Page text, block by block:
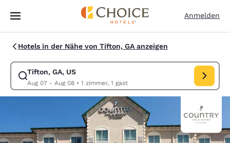
Weiter Zu Hauptinhalt
Anmelden
Hotels in der Nähe von Tifton, GA anzeigen
Tifton, GA, US
Aug 07 - Aug 08• 1 zimmer, 1 gast
Suche für Tifton, GA, US ändern. Check-in-Datum Aug 07, Check-out-